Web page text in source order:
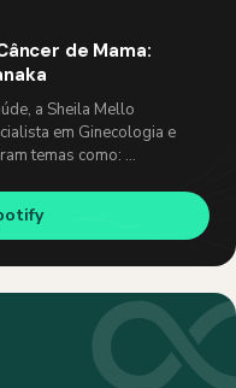
de Mama:
a Sheila Mello
em Ginecologia e
temas como: …